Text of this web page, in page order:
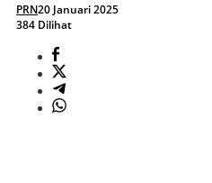
PRN20 Januari 2025
384 Dilihat